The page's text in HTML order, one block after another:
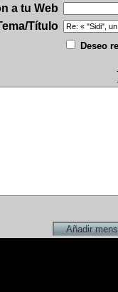
a tu Web
Título
Deseo